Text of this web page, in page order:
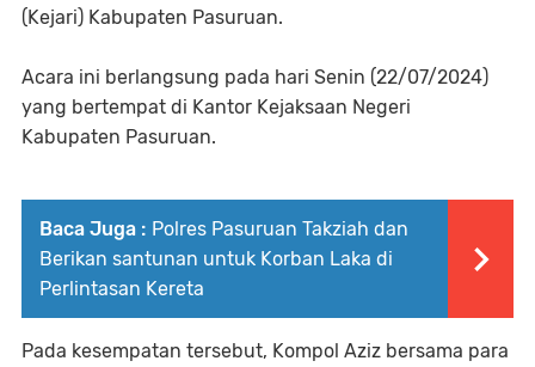
(Kejari) Kabupaten Pasuruan.
Acara ini berlangsung pada hari Senin (22/07/2024)
yang bertempat di Kantor Kejaksaan Negeri
Kabupaten Pasuruan.
Baca Juga : Polres Pasuruan Takziah dan
Berikan santunan untuk Korban Laka di
Perlintasan Kereta
Pada kesempatan tersebut, Kompol Aziz bersama para